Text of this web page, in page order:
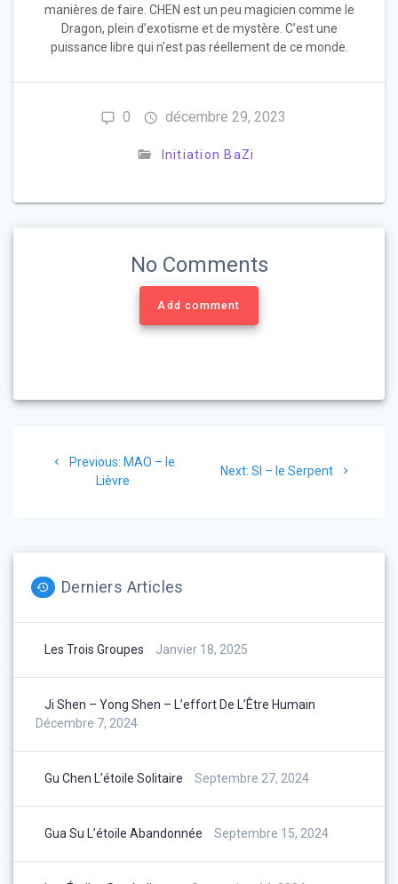
manières de faire. CHEN est un peu magicien comme le
Dragon, plein d’exotisme et de mystère. C’est une
puissance libre qui n’est pas réellement de ce monde.
0 décembre 29, 2023
Initiation BaZi
No Comments
Add comment
Previous: Previous
post:
MAO – le
Lièvre
Next: Next
SI – le Serpent
Derniers Articles
Les Trois Groupes Janvier 18, 2025
Ji Shen – Yong Shen – L’effort De L’Être Humain
Décembre 7, 2024
Gu Chen L’étoile Solitaire Septembre 27, 2024
Gua Su L’étoile Abandonnée Septembre 15, 2024